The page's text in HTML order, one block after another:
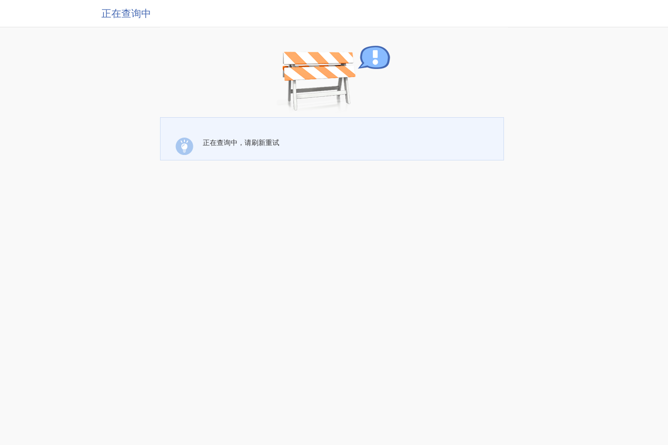
正在查询中
正在查询中，请刷新重试